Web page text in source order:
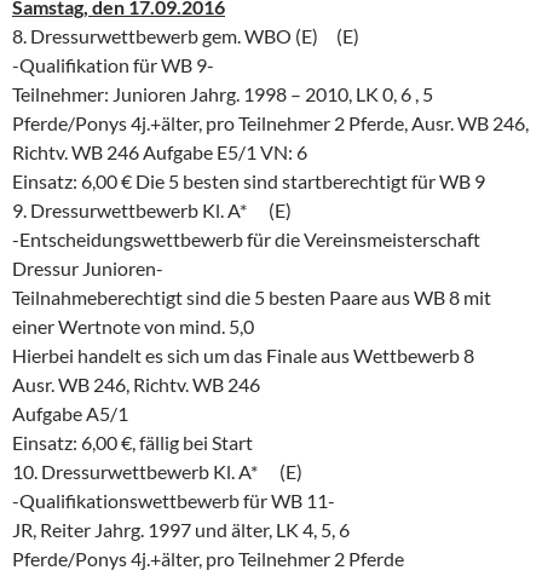
Samstag, den 17.09.2016
8. Dressurwettbewerb gem. WBO (E) (E)
-Qualifikation für WB 9-
Teilnehmer: Junioren Jahrg. 1998 – 2010, LK 0, 6 , 5
Pferde/Ponys 4j.+älter, pro Teilnehmer 2 Pferde, Ausr. WB 246,
Richtv. WB 246 Aufgabe E5/1 VN: 6
Einsatz: 6,00 € Die 5 besten sind startberechtigt für WB 9
9. Dressurwettbewerb Kl. A* (E)
-Entscheidungswettbewerb für die Vereinsmeisterschaft
Dressur Junioren-
Teilnahmeberechtigt sind die 5 besten Paare aus WB 8 mit
einer Wertnote von mind. 5,0
Hierbei handelt es sich um das Finale aus Wettbewerb 8
Ausr. WB 246, Richtv. WB 246
Aufgabe A5/1
Einsatz: 6,00 €, fällig bei Start
10. Dressurwettbewerb Kl. A* (E)
-Qualifikationswettbewerb für WB 11-
JR, Reiter Jahrg. 1997 und älter, LK 4, 5, 6
Pferde/Ponys 4j.+älter, pro Teilnehmer 2 Pferde